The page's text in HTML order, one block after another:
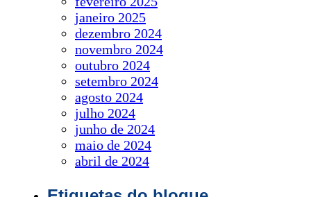
janeiro 2025
dezembro 2024
novembro 2024
outubro 2024
setembro 2024
agosto 2024
julho 2024
junho de 2024
maio de 2024
abril de 2024